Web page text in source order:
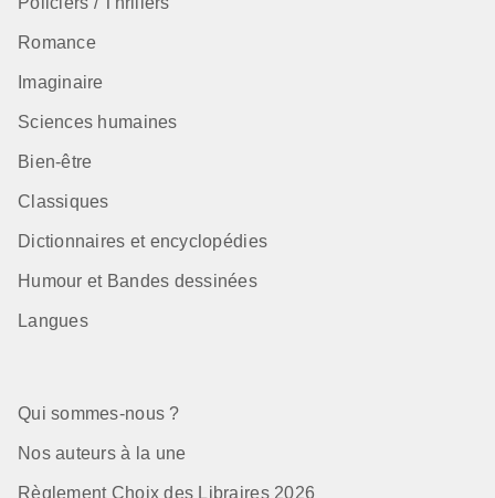
Romance
Imaginaire
Sciences humaines
Bien-être
Classiques
Dictionnaires et encyclopédies
Humour et Bandes dessinées
Langues
Qui sommes-nous ?
Nos auteurs à la une
Règlement Choix des Libraires 2026